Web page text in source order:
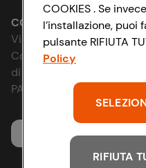
Accessibilità
D&I e Parità di Genere
Strategia Fiscale
Le cooperative
News & Approfondimenti
Richiami prodotto
Whistleblowing
CONAD SOCIETÀ
Via Michelino, 59 | 40127
Codice Fiscale e Registro
di Bologna 00865960157
PARTITA IVA 03320960374
COOKIES . Se
l’installazione, puoi
pulsante RIFIUTA
Policy
RIFIUTA